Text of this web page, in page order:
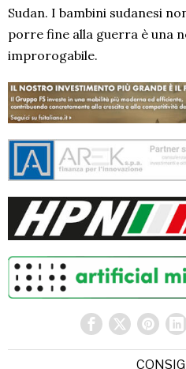
Sudan. I bambini sudanesi
porre fine alla guerra è una
improrogabile.